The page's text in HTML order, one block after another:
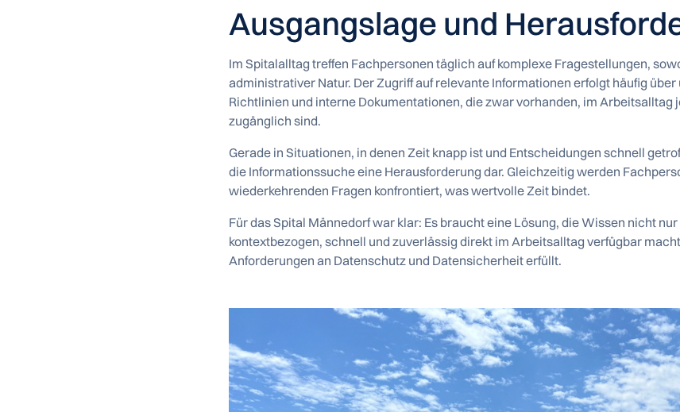
Ausgangslage und
Im Spitalalltag treffen Fachpersonen täglich auf komplexe Fragestellungen,
administrativer Natur. Der Zugriff auf relevante Informationen erfolgt häufig über
Richtlinien und interne Dokumentationen, die zwar vorhanden, im Arbeitsalltag
zugänglich sind.
Gerade in Situationen, in denen Zeit knapp ist und Entscheidungen schnell
die Informationssuche eine Herausforderung dar. Gleichzeitig werden
wiederkehrenden Fragen konfrontiert, was wertvolle Zeit bindet.
Für das Spital Männedorf war klar: Es braucht eine Lösung, die Wissen nicht
kontextbezogen, schnell und zuverlässig direkt im Arbeitsalltag verfügbar
Anforderungen an Datenschutz und Datensicherheit erfüllt.